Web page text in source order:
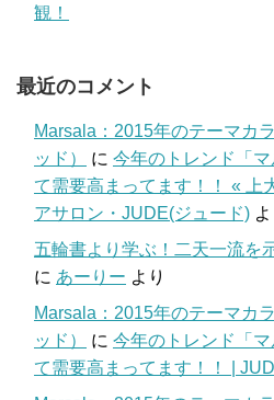
観！
最近のコメント
Marsala：2015年のテーマカ
ッド）
に 今年のトレンド「
て需要高まってます！！ « 上
アサロン・JUDE(ジュード) よ
五輪書より学ぶ！二天一流を
に あーりー より
Marsala：2015年のテーマカ
ッド）
に 今年のトレンド「
て需要高まってます！！ |